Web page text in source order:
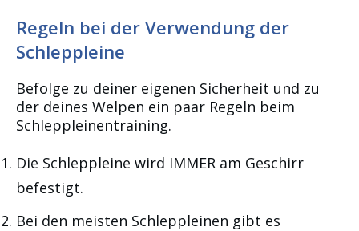
Regeln bei der Verwendung der
Schleppleine
Befolge zu deiner eigenen Sicherheit und zu
der deines Welpen ein paar Regeln beim
Schleppleinentraining.
Die Schleppleine wird IMMER am Geschirr
befestigt.
Bei den meisten Schleppleinen gibt es